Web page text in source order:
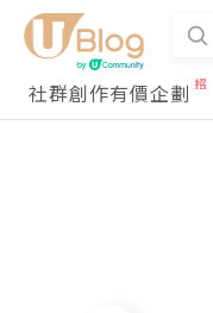
社群創作有價企劃